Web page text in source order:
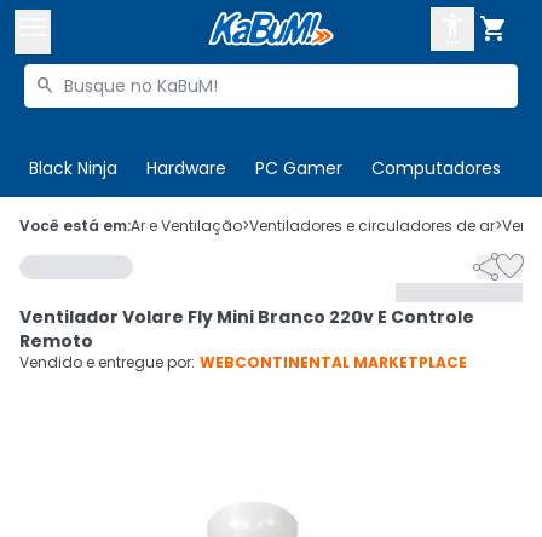

Buscar produtos

Black Ninja Hardware PC Gamer Computadores
 Olá. Acesse sua conta
 Departamentos
Cupons
CADASTRE-SE
Você está em:Ar e Ventilação>Ventiladores e circuladores de ar>

Ventilador Volare Fly Mini Branco 220v E Controle
Remoto
Vendido e entregue por: WEBCONTINENTAL MARKETPLACE